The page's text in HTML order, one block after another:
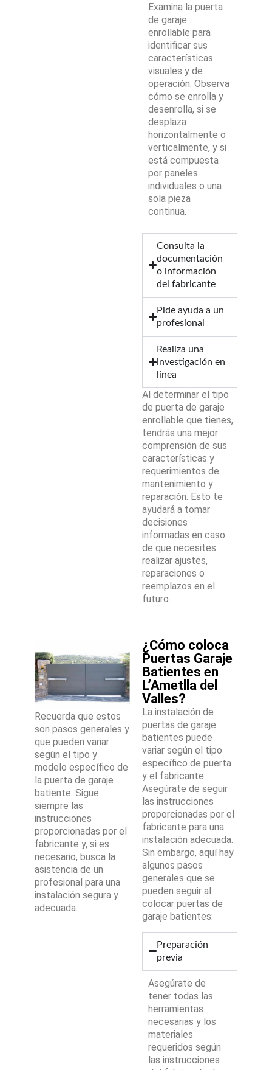
Examina la puerta
de garaje
enrollable para
identificar sus
características
visuales y de
operación. Observa
cómo se enrolla y
desenrolla, si se
desplaza
horizontalmente o
verticalmente, y si
está compuesta
por paneles
individuales o una
sola pieza
continua.
Consulta la
documentación
o información
del fabricante
Pide ayuda a un
profesional
Realiza una
investigación en
línea
Al determinar el tipo
de puerta de garaje
enrollable que tienes,
tendrás una mejor
comprensión de sus
características y
requerimientos de
mantenimiento y
reparación. Esto te
ayudará a tomar
decisiones
informadas en caso
de que necesites
realizar ajustes,
reparaciones o
reemplazos en el
futuro.
Recuerda que estos
son pasos generales y
que pueden variar
según el tipo y
modelo específico de
la puerta de garaje
batiente. Sigue
siempre las
instrucciones
proporcionadas por el
fabricante y, si es
necesario, busca la
asistencia de un
profesional para una
instalación segura y
adecuada.
¿Cómo coloca
Puertas Garaje
Batientes en
L’Ametlla del
Valles?
La instalación de
puertas de garaje
batientes puede
variar según el tipo
específico de puerta
y el fabricante.
Asegúrate de seguir
las instrucciones
proporcionadas por el
fabricante para una
instalación adecuada.
Sin embargo, aquí hay
algunos pasos
generales que se
pueden seguir al
colocar puertas de
garaje batientes:
Preparación
previa
Asegúrate de
tener todas las
herramientas
necesarias y los
materiales
requeridos según
las instrucciones